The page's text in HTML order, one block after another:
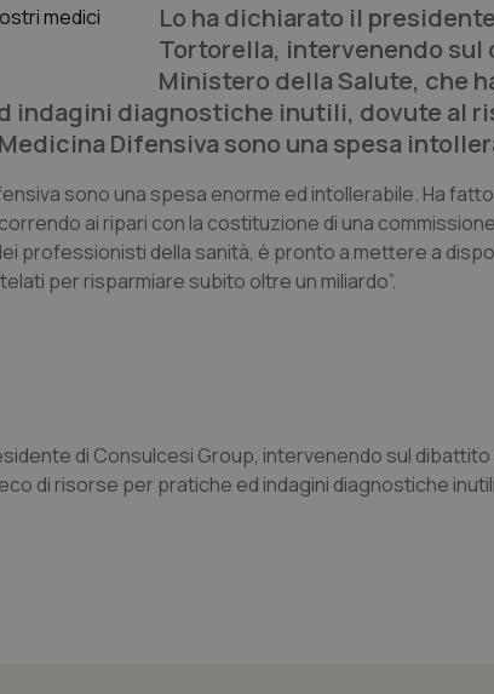
Lo ha dichiarato il
Tortorella, intervenendo
Ministero della Salute, che
indagini diagnostiche inutili, dovute al
Difensiva sono una spesa
sono una spesa enorme ed intollerabile. Ha
ai ripari con la costituzione di una
professionisti della sanità, è pronto a mettere a
per risparmiare subito oltre un miliardo”.
di Consulcesi Group, intervenendo sul
di risorse per pratiche ed indagini diagnostiche